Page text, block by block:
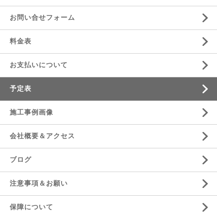
お問い合せフォーム
料金表
お支払いについて
予定表
施工事例画像
会社概要＆アクセス
ブログ
注意事項＆お願い
保障について